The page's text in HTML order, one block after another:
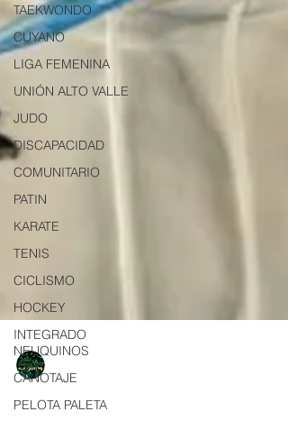
TAEKWONDO
CUYANO
LIGA FEMENINA
UNIÓN ALTO VALLE
JUDO
DISCAPACIDAD
COMUNITARIO
PATIN
KARATE
TENIS
CICLISMO
HOCKEY
INTEGRADO
NEUQUINOS
CANOTAJE
PELOTA PALETA
1 min de lectura